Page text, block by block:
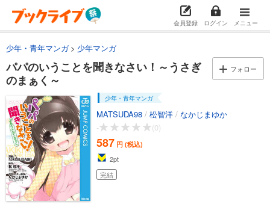
会員登録 ログイン メニュー
少年・青年マンガ 少年マンガ
パパのいうことを聞きなさい！～うさぎ
のまぁく～
フォロー
少年・青年マンガ
MATSUDA98 / 松智洋 / なかじまゆか
-
(0)
587 円 (税込)
2pt
完結